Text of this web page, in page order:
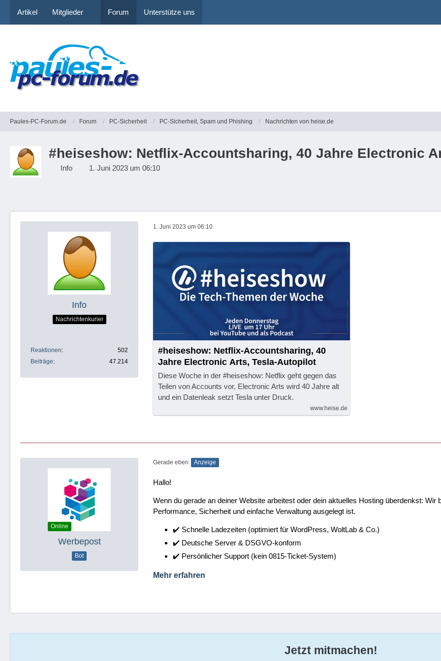
Artikel Mitglieder Forum Unterstütze uns
Paules-PC-Forum.de Forum PC-Sicherheit PC-Sicherheit, Spam und Phishing Nachrichten von heise.de
#heiseshow: Netflix-Accountsharing, 40 Jahre Electronic
Info 1. Juni 2023 um 06:10
Info
Nachrichtenkurier
Reaktionen
502
Beiträge
47.214
1. Juni 2023 um 06:10
#heiseshow: Netflix-Accountsharing, 40
Jahre Electronic Arts, Tesla-Autopilot
Diese Woche in der #heiseshow: Netflix geht gegen das
Teilen von Accounts vor, Electronic Arts wird 40 Jahre alt
und ein Datenleak setzt Tesla unter Druck.
www.heise.de
Online
Werbepost
Bot
Gerade eben Anzeige
Hallo!
Wenn du gerade an deiner Website arbeitest oder dein aktuelles Hosting überdenkst:
Performance, Sicherheit und einfache Verwaltung ausgelegt ist.
✔️ Schnelle Ladezeiten (optimiert für WordPress, WoltLab & Co.)
✔️ Deutsche Server & DSGVO-konform
✔️ Persönlicher Support (kein 0815-Ticket-System)
Mehr erfahren
Jetzt mitmachen!